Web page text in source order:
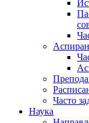
Часто
Наука